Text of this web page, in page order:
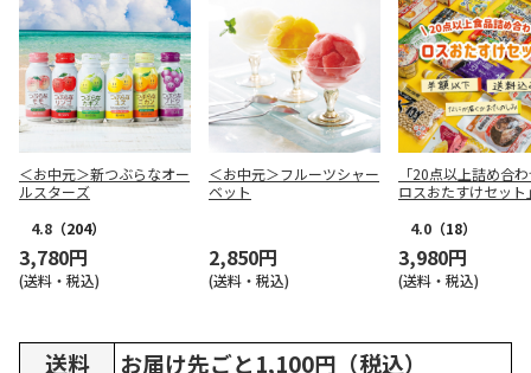
＜お中元＞新つぶらなオー
ルスターズ
4.8 （204）
3,780円
(送料・税込)
＜お中元＞フルーツシャー
ベット
2,850円
(送料・税込)
「20点以上詰め合
ロスおたすけセット
4.0 （18）
3,980円
(送料・税込)
送料
お届け先ごと1,100円（税込）